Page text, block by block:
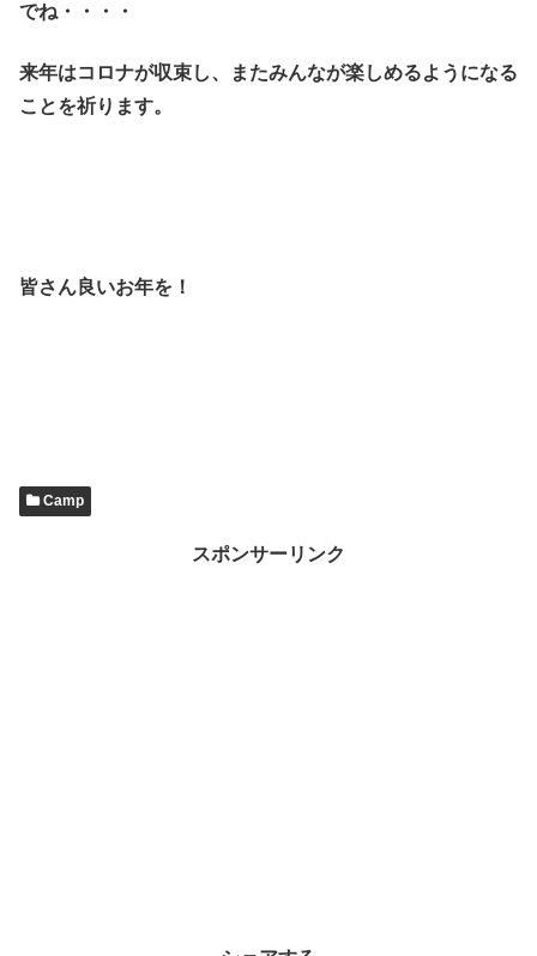
でね・・・・
来年はコロナが収束し、またみんなが楽しめるようになる
ことを祈ります。
皆さん良いお年を！
Camp
スポンサーリンク